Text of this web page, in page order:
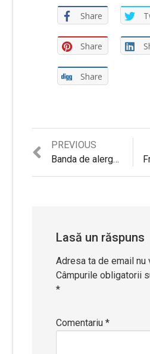
Share
Share
Share
PREVIOUS
Previous
post:
Banda de alergat electrica HouseFit HT 9018 E, Viteza: 1-16 km/h, USB input; MP3, 21 programe
Lasă un răspuns
Adresa ta de email nu
Câmpurile obligatorii
*
Comentariu*